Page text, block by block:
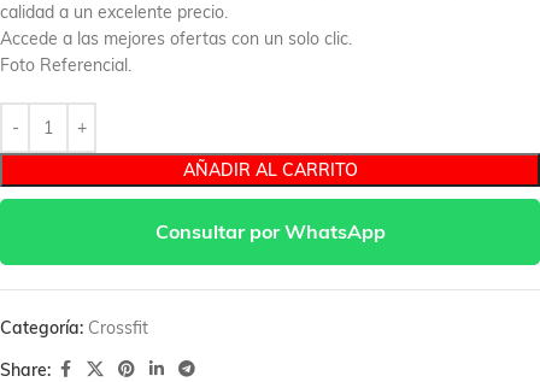
calidad a un excelente precio.
Accede a las mejores ofertas con un solo clic.
Foto Referencial.
AÑADIR AL CARRITO
Consultar por WhatsApp
Categoría: Crossfit
Share: